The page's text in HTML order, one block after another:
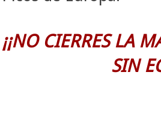
¡¡NO CIERRES LA
SIN